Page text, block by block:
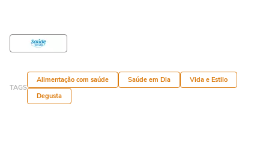
TAGS
Alimentação com saúde Saúde em Dia
Vida e Estilo
Degusta